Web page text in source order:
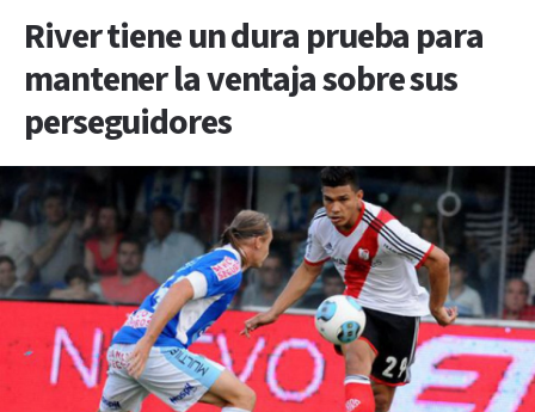
River tiene un dura prueba para
mantener la ventaja sobre sus
perseguidores